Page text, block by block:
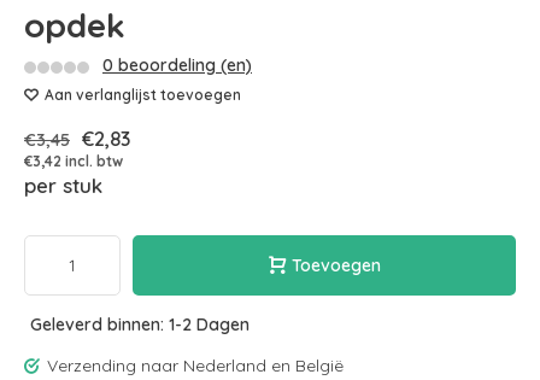
opdek
0 beoordeling (en)
Aan verlanglijst toevoegen
€3,45 €2,83
€3,42 incl. btw
per stuk
Toevoegen
Geleverd binnen: 1-2 Dagen
Verzending naar Nederland en België